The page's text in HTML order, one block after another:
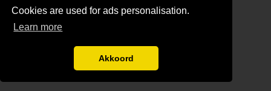
Cookies are used for ads personalisation.
Learn more
Akkoord
Gratis Stucadoor Offertes
Disclaimer